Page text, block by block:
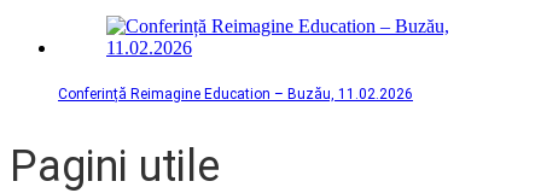
Conferință Reimagine Education – Buzău, 11.02.2026
Pagini utile